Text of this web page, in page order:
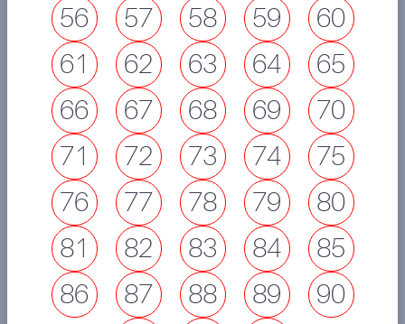
56
57 58 59
60
61
62 63 64
65
66
67 68 69
70
71
72 73 74
75
76
77 78 79
80
81
82 83 84
85
86
87 88 89
90